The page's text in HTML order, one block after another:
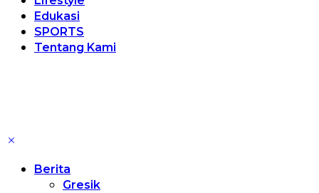
Edukasi
SPORTS
Tentang Kami
Berita
Gresik